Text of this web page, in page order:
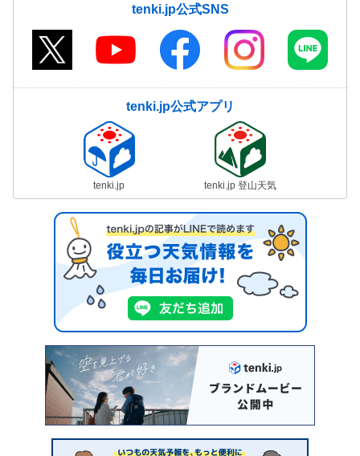
tenki.jp公式SNS
tenki.jp公式アプリ
tenki.jp tenki.jp 登山天気